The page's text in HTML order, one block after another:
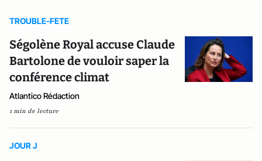
TROUBLE-FETE
Ségolène Royal accuse Claude
Bartolone de vouloir saper la
conférence climat
Atlantico Rédaction
1 min de lecture
JOUR J